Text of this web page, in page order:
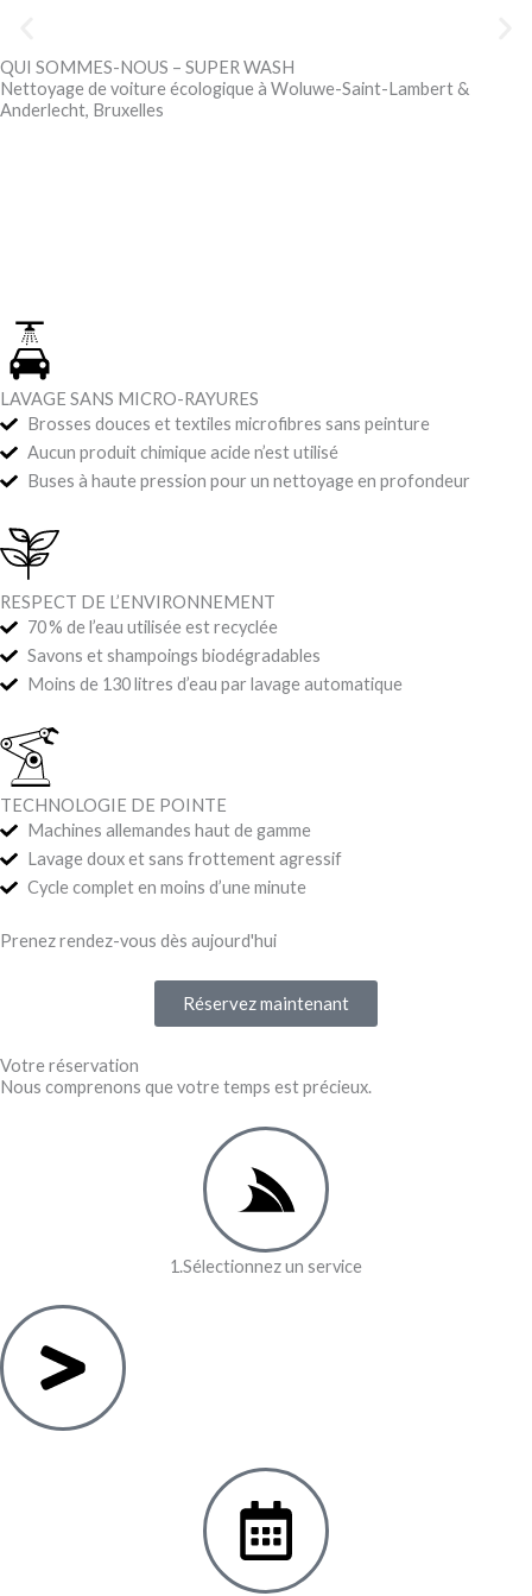
contentSuper Wash & Services
QUI SOMMES-NOUS – SUPER WASH
Nettoyage de voiture écologique à Woluwe-Saint-Lambert &
Anderlecht, Bruxelles
LAVAGE SANS MICRO-RAYURES
Brosses douces et textiles microfibres sans peinture
Aucun produit chimique acide n’est utilisé
Buses à haute pression pour un nettoyage en profondeur
RESPECT DE L’ENVIRONNEMENT
70 % de l’eau utilisée est recyclée
Savons et shampoings biodégradables
Moins de 130 litres d’eau par lavage automatique
TECHNOLOGIE DE POINTE
Machines allemandes haut de gamme
Lavage doux et sans frottement agressif
Cycle complet en moins d’une minute
Prenez rendez-vous dès aujourd'hui
Réservez maintenant
Votre réservation
Nous comprenons que votre temps est précieux.
1.Sélectionnez un service